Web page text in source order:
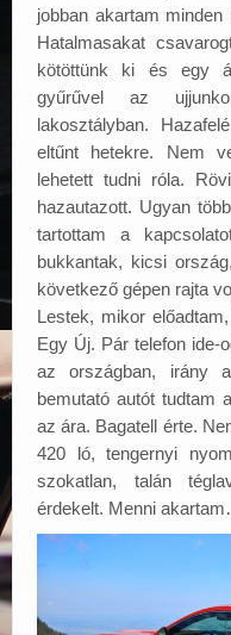
jobban akartam minden
Hatalmasakat
kötöttünk ki és egy
gyűrűvel az
lakosztályban.
eltűnt hetekre. Nem
lehetett tudni róla.
hazautazott. Ugyan
tartottam a
bukkantak, kicsi
következő gépen rajta
Lestek, mikor
Egy Új. Pár telefon ide-
az országban, irány
bemutató autót tudtam
az ára. Bagatell érte.
420 ló, tengernyi
szokatlan, talán
érdekelt. Menni